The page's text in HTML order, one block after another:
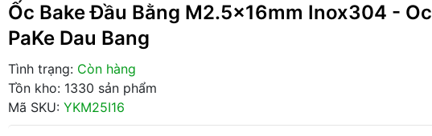
Ốc Bake Đầu Bằng M2.5x16mm Inox304 - Oc
PaKe Dau Bang
Tình trạng: Còn hàng
Tồn kho: 1330 sản phẩm
Mã SKU: YKM25I16